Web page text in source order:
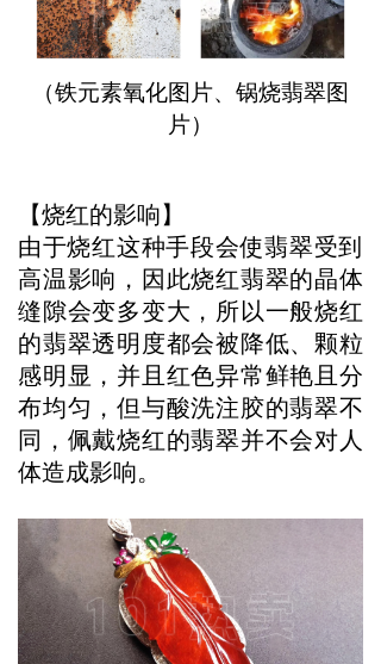
（铁元素氧化图片、锅烧翡翠图
片）
【烧红的影响】
由于烧红这种手段会使翡翠受到
高温影响，因此烧红翡翠的晶体
缝隙会变多变大，所以一般烧红
的翡翠透明度都会被降低、颗粒
感明显，并且红色异常鲜艳且分
布均匀，但与酸洗注胶的翡翠不
同，佩戴烧红的翡翠并不会对人
体造成影响。